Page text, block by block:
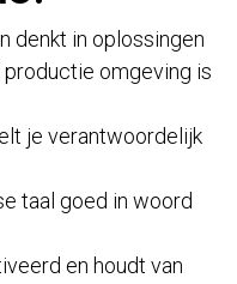
denkt in oplossingen
omgeving is
je verantwoordelijk
taal goed in woord
en houdt van